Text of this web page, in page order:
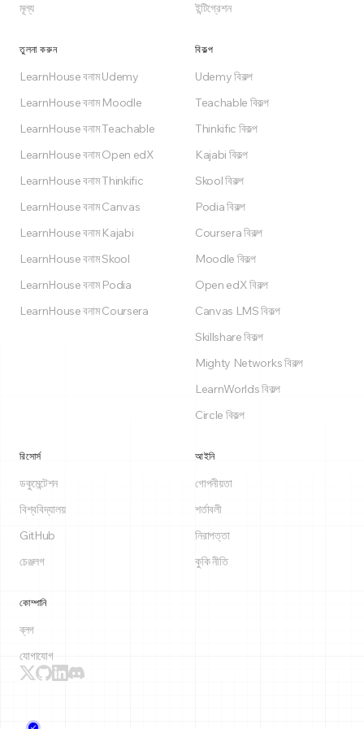
মূল্য
ইন্টিগ্রেশন
তুলনা করুন
LearnHouse বনাম Udemy
LearnHouse বনাম Moodle
LearnHouse বনাম Teachable
LearnHouse বনাম Open edX
LearnHouse বনাম Thinkific
LearnHouse বনাম Canvas
LearnHouse বনাম Kajabi
LearnHouse বনাম Skool
LearnHouse বনাম Podia
LearnHouse বনাম Coursera
বিকল্প
Udemy বিকল্প
Teachable বিকল্প
Thinkific বিকল্প
Kajabi বিকল্প
Skool বিকল্প
Podia বিকল্প
Coursera বিকল্প
Moodle বিকল্প
Open edX বিকল্প
Canvas LMS বিকল্প
Skillshare বিকল্প
Mighty Networks বিকল্প
LearnWorlds বিকল্প
Circle বিকল্প
রিসোর্স
ডকুমেন্টেশন
বিশ্ববিদ্যালয়
GitHub
চেঞ্জলগ
আইনি
গোপনীয়তা
শর্তাবলী
নিরাপত্তা
কুকি নীতি
কোম্পানি
ব্লগ
যোগাযোগ